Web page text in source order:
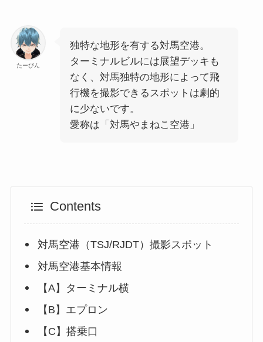
たーびん
独特な地形を有する対馬空港。
ターミナルビルには展望デッキも
なく、対馬独特の地形によって飛
行機を撮影できるスポットは劇的
に少ないです。
愛称は「 対馬やまねこ空港 」
Contents
対馬空港（TSJ/RJDT）撮影スポット
対馬空港基本情報
【A】ターミナル横
【B】エプロン
【C】搭乗口